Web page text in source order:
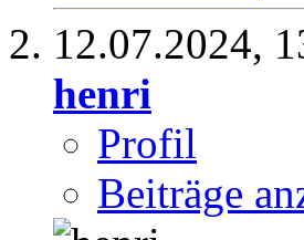
12.07.2024,
henri
Profil
Beiträge